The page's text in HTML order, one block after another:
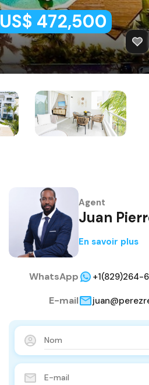
US$ 472,500
Agent
Juan
En savoir plus
WhatsApp +1(829)264-
E-mail